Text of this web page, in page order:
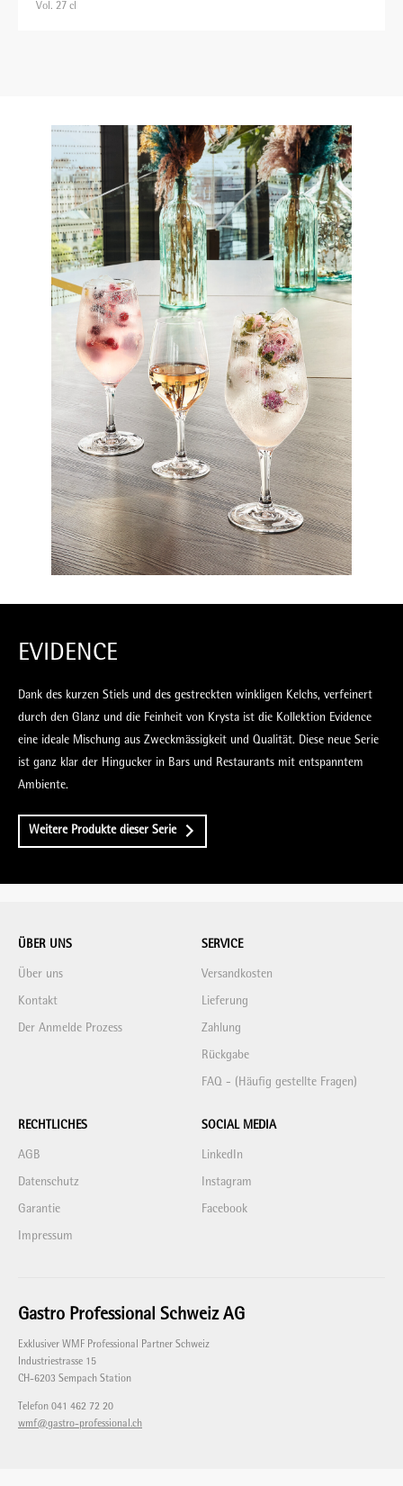
Vol. 27 cl
EVIDENCE
Dank des kurzen Stiels und des gestreckten winkligen Kelchs, verfeinert
durch den Glanz und die Feinheit von Krysta ist die Kollektion Evidence
eine ideale Mischung aus Zweckmässigkeit und Qualität. Diese neue Serie
ist ganz klar der Hingucker in Bars und Restaurants mit entspanntem
Ambiente.
Weitere Produkte dieser Serie
ÜBER UNS
Über uns
Kontakt
Der Anmelde Prozess
SERVICE
Versandkosten
Lieferung
Zahlung
Rückgabe
FAQ - (Häufig gestellte Fragen)
RECHTLICHES
AGB
Datenschutz
Garantie
Impressum
SOCIAL MEDIA
LinkedIn
Instagram
Facebook
Gastro Professional Schweiz AG
Exklusiver WMF Professional Partner Schweiz
Industriestrasse 15
CH-6203 Sempach Station
Telefon 041 462 72 20
wmf@gastro-professional.ch